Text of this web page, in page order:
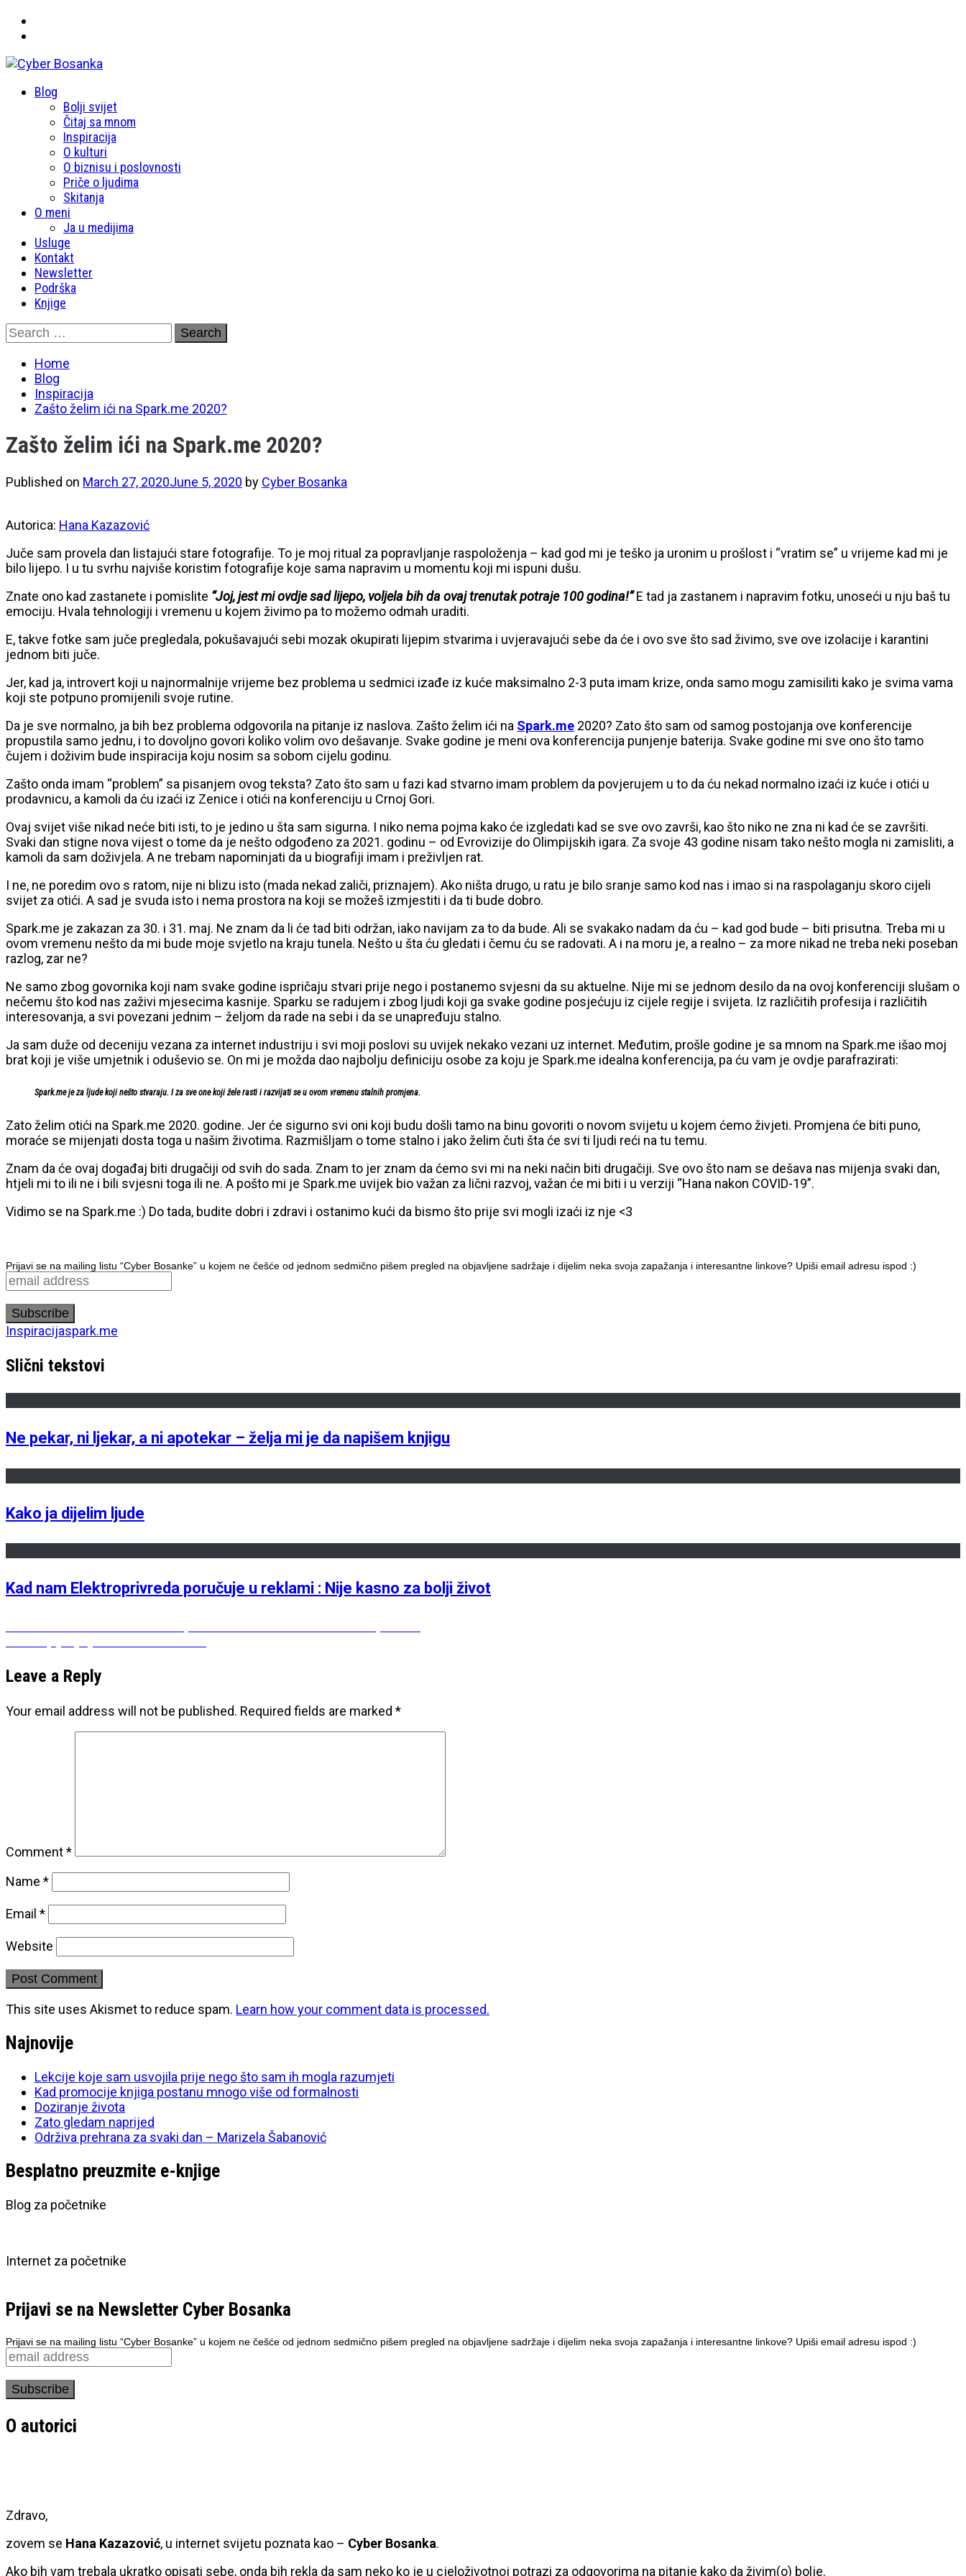
Cyber Bosanka
Primary
Blog
Bolji svijet
Čitaj sa mnom
Inspiracija
O kulturi
O biznisu i poslovnosti
Priče o ljudima
Skitanja
O meni
Ja u medijima
Usluge
Kontakt
Newsletter
Podrška
Knjige
Skip
to
content
Search
for:
Home
Blog
Inspiracija
Zašto želim ići na Spark.me 2020?
Zašto želim ići na Spark.me 2020?
Published on March 27, 2020June 5, 2020 by Cyber Bosanka
Autorica: Hana Kazazović
Juče sam provela dan listajući stare fotografije. To je moj ritual za popravljanje raspoloženja – kad god mi je teško ja uronim u prošlost i “vratim se” u vrijeme kad mi je
bilo lijepo. I u tu svrhu najviše koristim fotografije koje sama napravim u momentu koji mi ispuni dušu.
Znate ono kad zastanete i pomislite “Joj, jest mi ovdje sad lijepo, voljela bih da ovaj trenutak potraje 100 godina!”E tad ja zastanem i napravim fotku, unoseći u nju baš tu
emociju. Hvala tehnologiji i vremenu u kojem živimo pa to možemo odmah uraditi.
E, takve fotke sam juče pregledala, pokušavajući sebi mozak okupirati lijepim stvarima i uvjeravajući sebe da će i ovo sve što sad živimo, sve ove izolacije i karantini
jednom biti juče.
Jer, kad ja, introvert koji u najnormalnije vrijeme bez problema u sedmici izađe iz kuće maksimalno 2-3 puta imam krize, onda samo mogu zamisiliti kako je svima vama
koji ste potpuno promijenili svoje rutine.
Da je sve normalno, ja bih bez problema odgovorila na pitanje iz naslova. Zašto želim ići na Spark.me 2020? Zato što sam od samog postojanja ove konferencije
propustila samo jednu, i to dovoljno govori koliko volim ovo dešavanje. Svake godine je meni ova konferencija punjenje baterija. Svake godine mi sve ono što tamo
čujem i doživim bude inspiracija koju nosim sa sobom cijelu godinu.
Zašto onda imam “problem” sa pisanjem ovog teksta? Zato što sam u fazi kad stvarno imam problem da povjerujem u to da ću nekad normalno izaći iz kuće i otići u
prodavnicu, a kamoli da ću izaći iz Zenice i otići na konferenciju u Crnoj Gori.
Ovaj svijet više nikad neće biti isti, to je jedino u šta sam sigurna. I niko nema pojma kako će izgledati kad se sve ovo završi, kao što niko ne zna ni kad će se završiti.
Svaki dan stigne nova vijest o tome da je nešto odgođeno za 2021. godinu – od Evrovizije do Olimpijskih igara. Za svoje 43 godine nisam tako nešto mogla ni zamisliti, a
kamoli da sam doživjela. A ne trebam napominjati da u biografiji imam i preživljen rat.
I ne, ne poredim ovo s ratom, nije ni blizu isto (mada nekad zaliči, priznajem). Ako ništa drugo, u ratu je bilo sranje samo kod nas i imao si na raspolaganju skoro cijeli
svijet za otići. A sad je svuda isto i nema prostora na koji se možeš izmjestiti i da ti bude dobro.
Spark.me je zakazan za 30. i 31. maj. Ne znam da li će tad biti održan, iako navijam za to da bude. Ali se svakako nadam da ću – kad god bude – biti prisutna. Treba mi u
ovom vremenu nešto da mi bude moje svjetlo na kraju tunela. Nešto u šta ću gledati i čemu ću se radovati. A i na moru je, a realno – za more nikad ne treba neki poseban
razlog, zar ne?
Ne samo zbog govornika koji nam svake godine ispričaju stvari prije nego i postanemo svjesni da su aktuelne. Nije mi se jednom desilo da na ovoj konferenciji slušam o
nečemu što kod nas zaživi mjesecima kasnije. Sparku se radujem i zbog ljudi koji ga svake godine posjećuju iz cijele regije i svijeta. Iz različitih profesija i različitih
interesovanja, a svi povezani jednim – željom da rade na sebi i da se unapređuju stalno.
Ja sam duže od deceniju vezana za internet industriju i svi moji poslovi su uvijek nekako vezani uz internet. Međutim, prošle godine je sa mnom na Spark.me išao moj
brat koji je više umjetnik i oduševio se. On mi je možda dao najbolju definiciju osobe za koju je Spark.me idealna konferencija, pa ću vam je ovdje parafrazirati:
Spark.me je za ljude koji nešto stvaraju. I za sve one koji žele rasti i razvijati se u ovom vremenu stalnih promjena.
Zato želim otići na Spark.me 2020. godine. Jer će sigurno svi oni koji budu došli tamo na binu govoriti o novom svijetu u kojem ćemo živjeti. Promjena će biti puno,
moraće se mijenjati dosta toga u našim životima. Razmišljam o tome stalno i jako želim čuti šta će svi ti ljudi reći na tu temu.
Znam da će ovaj događaj biti drugačiji od svih do sada. Znam to jer znam da ćemo svi mi na neki način biti drugačiji. Sve ovo što nam se dešava nas mijenja svaki dan,
htjeli mi to ili ne i bili svjesni toga ili ne. A pošto mi je Spark.me uvijek bio važan za lični razvoj, važan će mi biti i u verziji “Hana nakon COVID-19”.
Vidimo se na Spark.me :) Do tada, budite dobri i zdravi i ostanimo kući da bismo što prije svi mogli izaći iz nje <3
Prijavi se na mailing listu “Cyber Bosanke” u kojem ne češće od jednom sedmično pišem pregled na objavljene sadržaje i dijelim neka svoja zapažanja i interesantne linkove? Upiši email adresu ispod :)
Inspiracijaspark.me
Slični tekstovi
Ne pekar, ni ljekar, a ni apotekar – želja mi je da napišem knjigu
Kako ja dijelim ljude
Kad nam Elektroprivreda poručuje u reklami : Nije kasno za bolji život
Post
navigation
Leave a Reply
Your email address will not be published. Required fields are marked *
Comment*
Name *
Email *
Website
This site uses Akismet to reduce spam. Learn how your comment data is processed.
Najnovije
Lekcije koje sam usvojila prije nego što sam ih mogla razumjeti
Kad promocije knjiga postanu mnogo više od formalnosti
Doziranje života
Zato gledam naprijed
Održiva prehrana za svaki dan – Marizela Šabanović
Besplatno preuzmite e-knjige
Blog za početnike
Internet za početnike
Prijavi se na Newsletter Cyber Bosanka
Prijavi se na mailing listu “Cyber Bosanke” u kojem ne češće od jednom sedmično pišem pregled na objavljene sadržaje i dijelim neka svoja zapažanja i interesantne linkove? Upiši email adresu ispod :)
O autorici
Zdravo,
zovem se Hana Kazazović, u internet svijetu poznata kao – Cyber Bosanka.
Ako bih vam trebala ukratko opisati sebe, onda bih rekla da sam neko ko je u cjeloživotnoj potrazi za odgovorima na pitanje kako da živim(o) bolje.